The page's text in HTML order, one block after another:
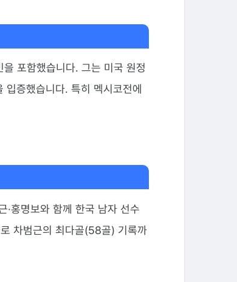
포함했습니다. 그는 미국 원정
증했습니다. 특히 멕시코전에
·홍명보와 함께 한국 남자 선수
차범근의 최다골(58골) 기록까